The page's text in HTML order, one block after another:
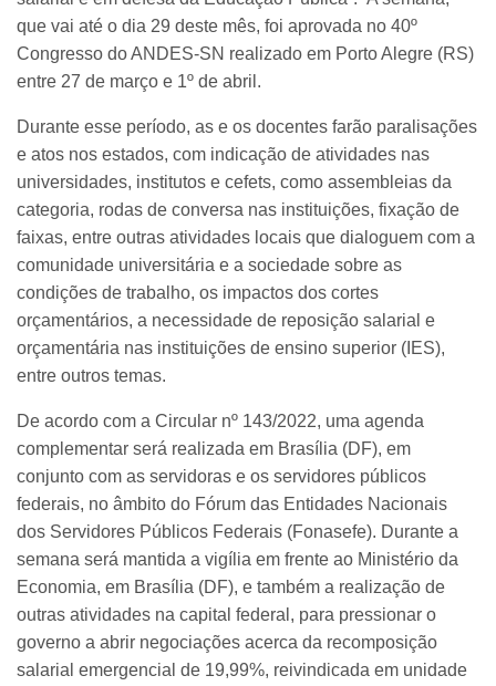
que vai até o dia 29 deste mês, foi aprovada no 40º
Congresso do ANDES-SN realizado em Porto Alegre (RS)
entre 27 de março e 1º de abril.
Durante esse período, as e os docentes farão paralisações
e atos nos estados, com indicação de atividades nas
universidades, institutos e cefets, como assembleias da
categoria, rodas de conversa nas instituições, fixação de
faixas, entre outras atividades locais que dialoguem com a
comunidade universitária e a sociedade sobre as
condições de trabalho, os impactos dos cortes
orçamentários, a necessidade de reposição salarial e
orçamentária nas instituições de ensino superior (IES),
entre outros temas.
De acordo com a Circular nº 143/2022, uma agenda
complementar será realizada em Brasília (DF), em
conjunto com as servidoras e os servidores públicos
federais, no âmbito do Fórum das Entidades Nacionais
dos Servidores Públicos Federais (Fonasefe). Durante a
semana será mantida a vigília em frente ao Ministério da
Economia, em Brasília (DF), e também a realização de
outras atividades na capital federal, para pressionar o
governo a abrir negociações acerca da recomposição
salarial emergencial de 19,99%, reivindicada em unidade